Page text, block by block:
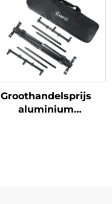
Groothandelsprijs
aluminium